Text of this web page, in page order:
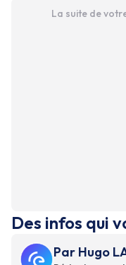
La suite de
Des infos qui
Par Hugo